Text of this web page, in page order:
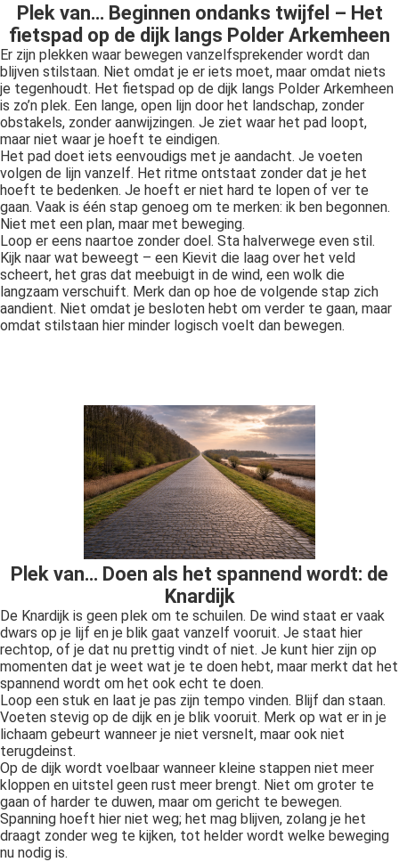
Plek van… Beginnen ondanks twijfel – Het
fietspad op de dijk langs Polder Arkemheen
Er zijn plekken waar bewegen vanzelfsprekender wordt dan
blijven stilstaan. Niet omdat je er iets moet, maar omdat niets
je tegenhoudt. Het fietspad op de dijk langs Polder Arkemheen
is zo’n plek. Een lange, open lijn door het landschap, zonder
obstakels, zonder aanwijzingen. Je ziet waar het pad loopt,
maar niet waar je hoeft te eindigen.
Het pad doet iets eenvoudigs met je aandacht. Je voeten
volgen de lijn vanzelf. Het ritme ontstaat zonder dat je het
hoeft te bedenken. Je hoeft er niet hard te lopen of ver te
gaan. Vaak is één stap genoeg om te merken: ik ben begonnen.
Niet met een plan, maar met beweging.
Loop er eens naartoe zonder doel. Sta halverwege even stil.
Kijk naar wat beweegt – een Kievit die laag over het veld
scheert, het gras dat meebuigt in de wind, een wolk die
langzaam verschuift. Merk dan op hoe de volgende stap zich
aandient. Niet omdat je besloten hebt om verder te gaan, maar
omdat stilstaan hier minder logisch voelt dan bewegen.
Plek van… Doen als het spannend wordt: de
Knardijk
De Knardijk is geen plek om te schuilen. De wind staat er vaak
dwars op je lijf en je blik gaat vanzelf vooruit. Je staat hier
rechtop, of je dat nu prettig vindt of niet. Je kunt hier zijn op
momenten dat je weet wat je te doen hebt, maar merkt dat het
spannend wordt om het ook echt te doen.
Loop een stuk en laat je pas zijn tempo vinden. Blijf dan staan.
Voeten stevig op de dijk en je blik vooruit. Merk op wat er in je
lichaam gebeurt wanneer je niet versnelt, maar ook niet
terugdeinst.
Op de dijk wordt voelbaar wanneer kleine stappen niet meer
kloppen en uitstel geen rust meer brengt. Niet om groter te
gaan of harder te duwen, maar om gericht te bewegen.
Spanning hoeft hier niet weg; het mag blijven, zolang je het
draagt zonder weg te kijken, tot helder wordt welke beweging
nu nodig is.